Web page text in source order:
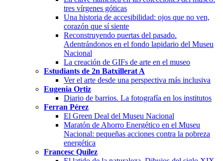
tres vírgenes góticas
Una historia de accesibilidad: ojos que no ven,
corazón que sí siente
Reconstruyendo puertas del pasado.
Adentrándonos en el fondo lapidario del Museu
Nacional
La creación de GIFs de arte en el museo
Estudiants de 2n Batxillerat A
Ver el arte desde una perspectiva más inclusiva
Eugenia Ortiz
Diario de barrios. La fotografía en los institutos
Ferran Pérez
El Green Deal del Museu Nacional
Maratón de Ahorro Energético en el Museu
Nacional: pequeñas acciones contra la pobreza
energética
Francesc Quílez